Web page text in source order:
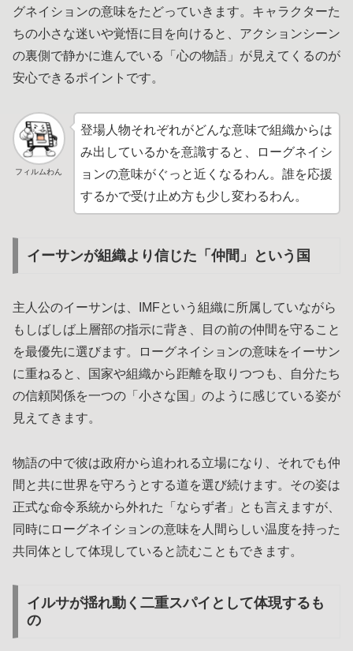
グネイションの意味をたどっていきます。キャラクターた
ちの小さな迷いや覚悟に目を向けると、アクションシーン
の裏側で静かに進んでいる「心の物語」が見えてくるのが
安心できるポイントです。
フィルムわん
登場人物それぞれがどんな意味で組織からは
み出しているかを意識すると、ローグネイシ
ョンの意味がぐっと近くなるわん。誰を応援
するかで受け止め方も少し変わるわん。
イーサンが組織より信じた「仲間」という国
主人公のイーサンは、IMFという組織に所属していながら
もしばしば上層部の指示に背き、目の前の仲間を守ること
を最優先に選びます。ローグネイションの意味をイーサン
に重ねると、国家や組織から距離を取りつつも、自分たち
の信頼関係を一つの「小さな国」のように感じている姿が
見えてきます。
物語の中で彼は政府から追われる立場になり、それでも仲
間と共に世界を守ろうとする道を選び続けます。その姿は
正式な命令系統から外れた「ならず者」とも言えますが、
同時にローグネイションの意味を人間らしい温度を持った
共同体として体現していると読むこともできます。
イルサが揺れ動く二重スパイとして体現するも
の